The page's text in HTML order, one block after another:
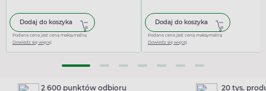
Dodaj do koszyka
Podana cena jest ceną maksymalną
Dowiedz się więcej
Dodaj do koszyka
Podana cena jest ceną maksymalną
Dowiedz się więcej
2 600 punktów odbioru
20 tys.